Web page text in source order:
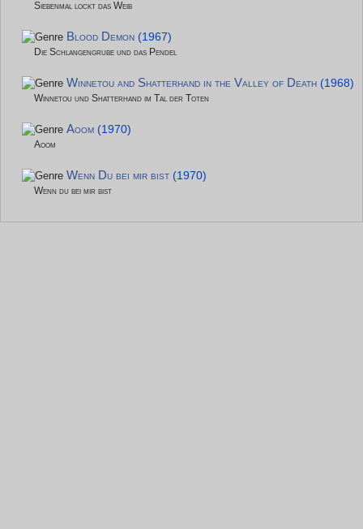
Siebenmal lockt das Weib
Blood Demon (1967)
Die Schlangengrube und das Pendel
Winnetou and Shatterhand in the Valley of Death (1968)
Winnetou und Shatterhand im Tal der Toten
Aoom (1970)
Aoom
Wenn Du bei mir bist (1970)
Wenn du bei mir bist